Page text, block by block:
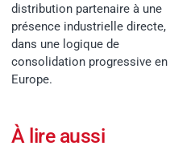
distribution partenaire à une
présence industrielle directe,
dans une logique de
consolidation progressive en
Europe.
À lire aussi